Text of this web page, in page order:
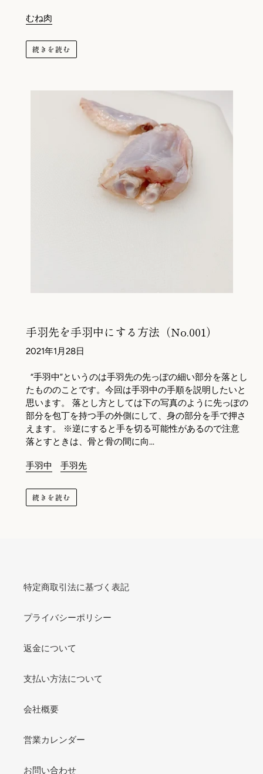
むね肉
続きを読む
手羽先を手羽中にする方法（No.001）
2021年1月28日
“手羽中”というのは手羽先の先っぽの細い部分を落とし
たもののことです。今回は手羽中の手順を説明したいと
思います。 落とし方としては下の写真のように先っぽの
部分を包丁を持つ手の外側にして、身の部分を手で押さ
えます。 ※逆にすると手を切る可能性があるので注意
落とすときは、骨と骨の間に向...
手羽中 手羽先
続きを読む
特定商取引法に基づく表記
プライバシーポリシー
返金について
支払い方法について
会社概要
営業カレンダー
お問い合わせ